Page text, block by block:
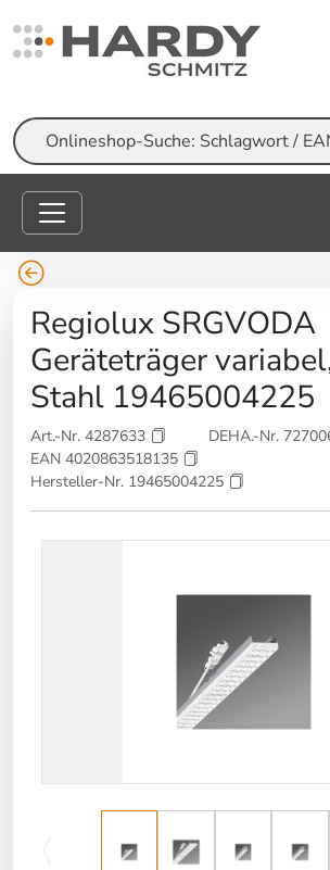
Suche
Regiolux SRGVODA
Geräteträger
Stahl 19465004225
Art.-Nr. 4287633
DEHA.-Nr.
EAN 4020863518135
Hersteller-Nr. 19465004225